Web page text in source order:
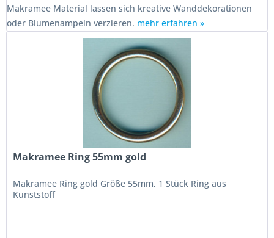
Makramee Material lassen sich kreative Wanddekorationen
oder Blumenampeln verzieren. mehr erfahren »
Makramee Ring 55mm gold
Makramee Ring gold Größe 55mm, 1 Stück Ring aus
Kunststoff